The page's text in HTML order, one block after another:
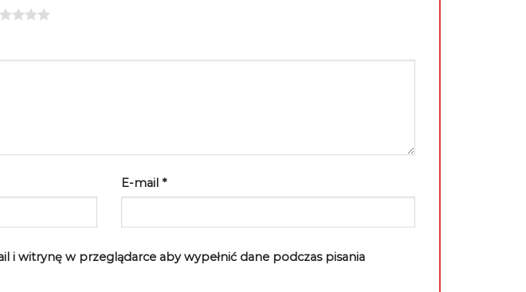
E-mail*
i witrynę w przeglądarce aby wypełnić dane podczas pisania